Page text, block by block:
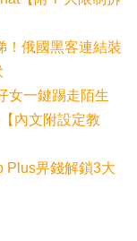
！俄國黑客連結裝
女一鍵踢走陌生
內文附設定教
Plus畀錢解鎖3大